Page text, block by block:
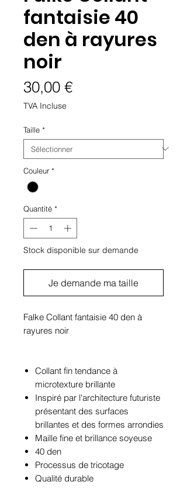
fantaisie 40
den à rayures
noir
30,00 €Prix
TVA Incluse
Taille *
Couleur *
Quantité *
Stock disponible sur demande
Je demande ma taille
Falke Collant fantaisie 40 den à
rayures noir
Collant fin tendance à
microtexture brillante
Inspiré par l'architecture futuriste
présentant des surfaces
brillantes et des formes arrondies
Maille fine et brillance soyeuse
40 den
Processus de tricotage
Qualité durable